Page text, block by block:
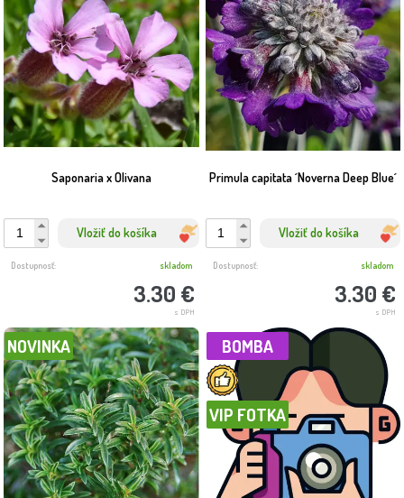
Saponaria x Olivana
Vložiť do košíka
3.30 €
s DPH
Dostupnosť: skladom
Primula capitata ´Noverna Deep Blue´
Vložiť do košíka
3.30 €
s DPH
Dostupnosť: skladom
NOVINKA BOMBA
VIP FOTKA